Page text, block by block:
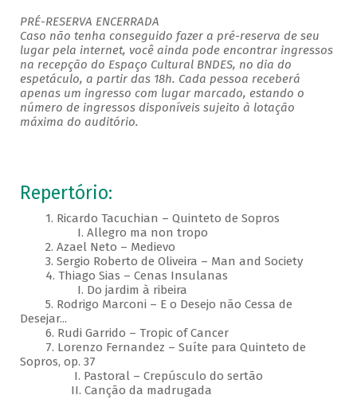
PRÉ-RESERVA ENCERRADA
Caso não tenha conseguido fazer a pré-reserva de seu
lugar pela internet, você ainda pode encontrar ingressos
na recepção do Espaço Cultural BNDES, no dia do
espetáculo, a partir das 18h. Cada pessoa receberá
apenas um ingresso com lugar marcado, estando o
número de ingressos disponíveis sujeito à lotação
máxima do auditório.
Repertório:
1. Ricardo Tacuchian – Quinteto de Sopros
I. Allegro ma non tropo
2. Azael Neto – Medievo
3. Sergio Roberto de Oliveira – Man and Society
4. Thiago Sias – Cenas Insulanas
I. Do jardim à ribeira
5. Rodrigo Marconi – E o Desejo não Cessa de
Desejar...
6. Rudi Garrido – Tropic of Cancer
7. Lorenzo Fernandez – Suíte para Quinteto de
Sopros, op. 37
I. Pastoral – Crepúsculo do sertão
II. Canção da madrugada